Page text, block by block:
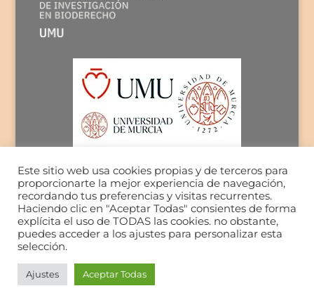
© Copyright 2026 | IUIB-CEBES
Este sitio web usa cookies propias y de terceros para
proporcionarte la mejor experiencia de navegación,
recordando tus preferencias y visitas recurrentes.
Haciendo clic en "Aceptar Todas" consientes de forma
explícita el uso de TODAS las cookies. no obstante,
puedes acceder a los ajustes para personalizar esta
selección.
Ajustes Aceptar Todas